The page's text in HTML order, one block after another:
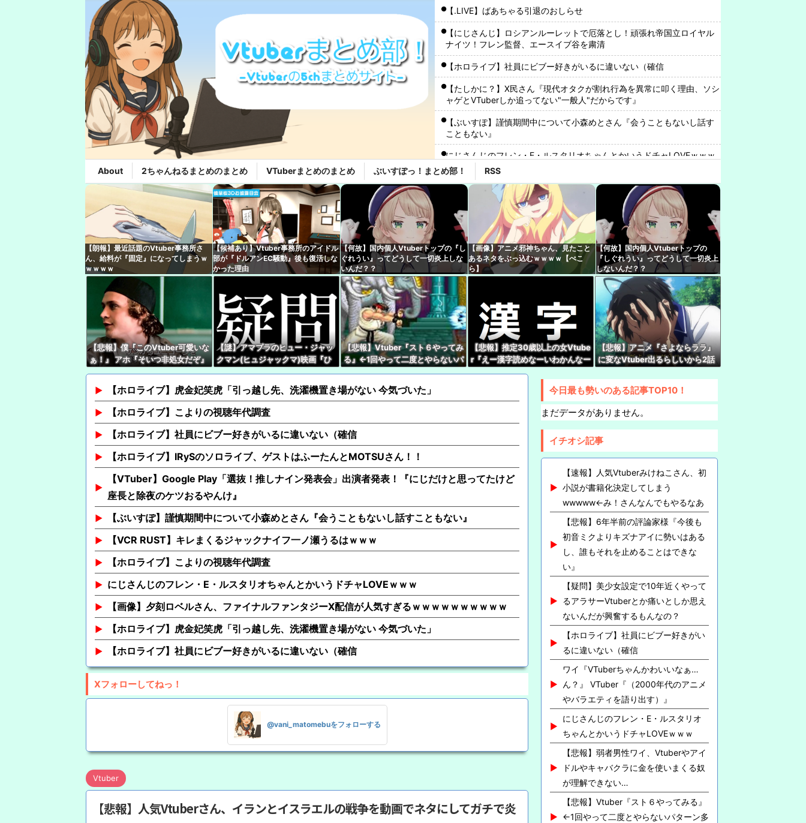
【.LIVE】ばあちゃる引退のおしらせ
【にじさんじ】ロシアンルーレットで厄落とし！頑張れ帝国立ロイヤル
ナイツ！フレン監督、エースイブ谷を粛清
【ホロライブ】社員にビブー好きがいるに違いない（確信
【たしかに？】X民さん『現代オタクが割れ行為を異常に叩く理由、ソシ
ャゲとVTuberしか追ってない"一般人"だからです』
【ぶいすぽ】謹慎期間中について小森めとさん『会うこともないし話す
こともない』
にじさんじのフレン・E・ルスタリオちゃんとかいうドチャLOVEｗｗｗ
【ホロライブ】こよりの視聴年代調査
【悲報】人気Vtuberさん、1998年生まれをカミングアウトwwwww
【ホロライブ】ニコ、引っ越し先に洗濯機置き場がない
ワイ『VTuberちゃんかわいいなぁ…ん？』 VTuber『（2000年代のアニ
メやバラエティを語り出す）』
【速報】人気Vtuberみけねこさん、初小説が書籍化決定してしまう
wwwww←み！さんなんでもやるなあ
【画像】夕刻ロベルさん、ファイナルファンタジーX配信が人気すぎるｗ
ｗｗｗｗｗｗｗｗｗ
【開幕】尾丸ポルカが挑む禁断のデスゲーム！？
【悲報】プロゲーマーさん、加藤純一信者を怒らせてしまった結果、好
き嫌い5位にwwwwwwww
【ホロライブ】IRySのソロライブ、ゲストはふーたんとMOTSUさ
About 2ちゃんねるまとめのまとめ VTuberまとめのまとめ ぶいすぽっ！まとめ部！ RSS
【朗報】最近話題のVtuber事務所さ
ん、給料が『固定』になってしまうｗ
ｗｗｗｗ
【候補あり】Vtuber事務所のアイドル
部が『ドルアンEC騒動』後も復活しな
かった理由
【何故】国内個人Vtuberトップの『し
ぐれうい』ってどうして一切炎上しな
いんだ？？
【画像】アニメ邪神ちゃん、見たこと
あるネタをぶっ込むｗｗｗｗ【ぺこ
ら】
【何故】国内個人Vtuberトップの
『しぐれうい』ってどうして一切炎上
しないんだ？？
【悲報】僕『このVtuber可愛いな
ぁ！』 アホ『そいつ非処女だぞ』
【謎】アマプラのヒュー・ジャッ
クマン(ヒュジャックマ)映画『ひ
聴が滅茶苦茶多い…いったいなぜ
【悲報】Vtuber『スト６やってみ
る』←1回やって二度とやらないパ
【悲報】推定30歳以上の女Vtube
r『えー漢字読めなーいわかんなー
【悲報】アニメ『さよならララ』
に変なVtuber出るらしいから2話
【ホロライブ】虎金妃笑虎「引っ越し先、洗濯機置き場がない 今気づいた」
【ホロライブ】こよりの視聴年代調査
【ホロライブ】社員にビブー好きがいるに違いない（確信
【ホロライブ】IRySのソロライブ、ゲストはふーたんとMOTSUさん！！
【VTuber】Google Play「選抜！推しナイン発表会」出演者発表！『にじだけと思ってたけど
座長と除夜のケツおるやんけ』
【ぶいすぽ】謹慎期間中について小森めとさん『会うこともないし話すこともない』
【VCR RUST】キレまくるジャックナイフ一ノ瀬うるはｗｗｗ
【ホロライブ】こよりの視聴年代調査
にじさんじのフレン・E・ルスタリオちゃんとかいうドチャLOVEｗｗｗ
【画像】夕刻ロベルさん、ファイナルファンタジーX配信が人気すぎるｗｗｗｗｗｗｗｗｗｗ
【ホロライブ】虎金妃笑虎「引っ越し先、洗濯機置き場がない 今気づいた」
【ホロライブ】社員にビブー好きがいるに違いない（確信
Xフォローしてねっ！
@vani_matomebuをフォローする
Vtuber
【悲報】人気Vtuberさん、イランとイスラエルの戦争を動画でネタにしてガチで炎
今日最も勢いのある記事TOP10！
まだデータがありません。
イチオシ記事
【速報】人気Vtuberみけねこさん、初
小説が書籍化決定してしまう
wwwww←み！さんなんでもやるなあ
【悲報】6年半前の評論家様『今後も
初音ミクよりキズナアイに勢いはある
し、誰もそれを止めることはできな
い』
【疑問】美少女設定で10年近くやって
るアラサーVtuberとか痛いとしか思え
ないんだが興奮するもんなの？
【ホロライブ】社員にビブー好きがい
るに違いない（確信
ワイ『VTuberちゃんかわいいなぁ…
ん？』 VTuber『（2000年代のアニメ
やバラエティを語り出す）』
にじさんじのフレン・E・ルスタリオ
ちゃんとかいうドチャLOVEｗｗｗ
【悲報】弱者男性ワイ、Vtuberやアイ
ドルやキャバクラに金を使いまくる奴
が理解できない…
【悲報】Vtuber『スト６やってみる』
←1回やって二度とやらないパターン多